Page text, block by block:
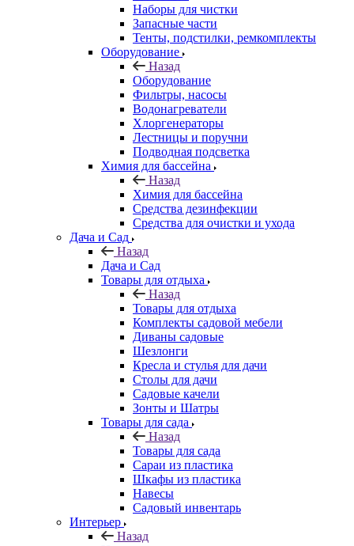
Наборы для чистки
Запасные части
Тенты, подстилки, ремкомплекты
Оборудование
Назад
Оборудование
Фильтры, насосы
Водонагреватели
Хлоргенераторы
Лестницы и поручни
Подводная подсветка
Химия для бассейна
Назад
Химия для бассейна
Средства дезинфекции
Средства для очистки и ухода
Дача и Сад
Назад
Дача и Сад
Товары для отдыха
Назад
Товары для отдыха
Комплекты садовой мебели
Диваны садовые
Шезлонги
Кресла и стулья для дачи
Столы для дачи
Садовые качели
Зонты и Шатры
Товары для сада
Назад
Товары для сада
Сараи из пластика
Шкафы из пластика
Навесы
Садовый инвентарь
Интерьер
Назад